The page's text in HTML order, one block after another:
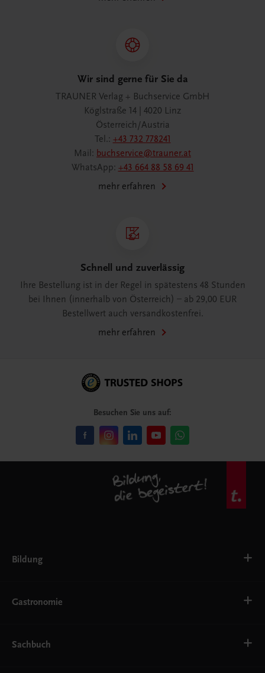
Wir sind gerne für Sie da
TRAUNER Verlag + Buchservice GmbH
Köglstraße 14 | 4020 Linz
Österreich/Austria
Tel.: +43 732 778241
Mail: buchservice@trauner.at
WhatsApp: +43 664 88 58 69 41
mehr erfahren
Schnell und zuverlässig
Ihre Bestellung ist in der Regel in spätestens 48 Stunden
bei Ihnen (innerhalb von Österreich) – ab 29,00 EUR
Bestellwert auch versandkostenfrei.
mehr erfahren
Besuchen Sie uns auf:
Bildung
AHS
EWF/ZWF
FW
Gastronomie
Getränke
Sachbuch